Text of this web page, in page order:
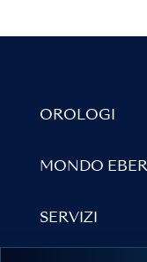
OROLOGI
MONDO
SERVIZI